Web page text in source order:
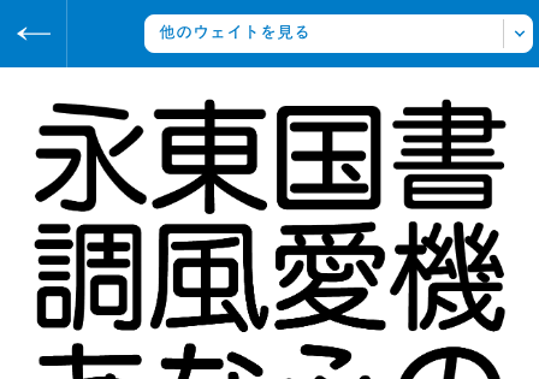
https://archive.sha-ken.co.jp
アーカイブ
タイトルの書体
YEM-OS
書体をみる